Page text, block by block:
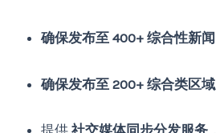
确保发布至 400+ 综合性新
确保发布至 200+ 综合类区